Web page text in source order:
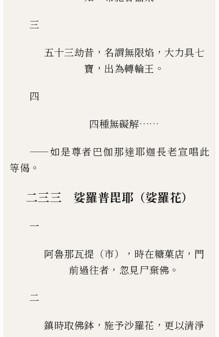
三
五十三劫昔 ， 名謂無限焰 ， 大力具七
寶 ， 出為轉輪王 。
四
四種無礙解……
——如是尊者巴伽那達耶迦長老宣唱此
等偈 。
二三三 娑羅普毘耶（娑羅花）
一
阿魯那瓦提（市） ， 時在糖菓店 ， 門
前過往者 ， 忽見尸棄佛 。
二
鎮時取佛鉢 ， 施予沙羅花 ， 更以清淨